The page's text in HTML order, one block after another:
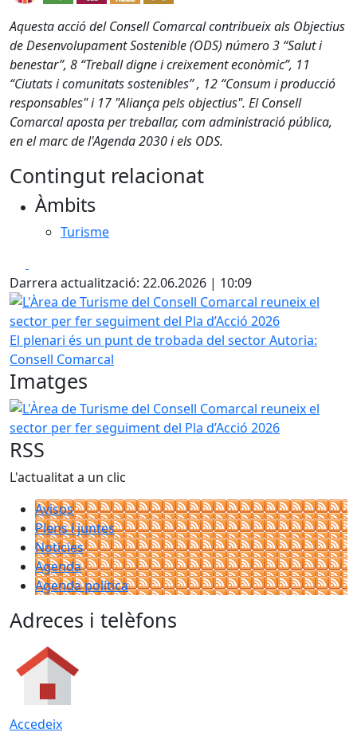
Aquesta acció del Consell Comarcal contribueix als Objectius
de Desenvolupament Sostenible (ODS) número 3 “Salut i
benestar”, 8 “Treball digne i creixement econòmic”, 11
“Ciutats i comunitats sostenibles” , 12 “Consum i producció
responsables" i 17 "Aliança pels objectius". El Consell
Comarcal aposta per treballar, com administració pública,
en el marc de l'Agenda 2030 i els ODS.
Contingut relacionat
Àmbits
Turisme
Darrera actualització: 22.06.2026 | 10:09
L'Àrea de Turisme del Consell Comarcal reuneix el sector
El plenari és un punt de trobada del sectorAutoria:
Consell Comarcal
Imatges
L'Àrea de Turisme del Consell Comarcal reuneix el sector
RSS
L'actualitat a un clic
Avisos
Plens i juntes
Noticies
Agenda
Agenda política
Adreces i telèfons
Accedeix